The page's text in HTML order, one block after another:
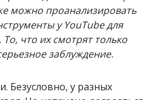
можно проанализировать
у YouTube для
что их смотрят только
заблуждение.
Безусловно, у разных